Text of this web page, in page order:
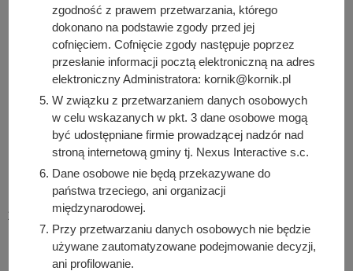
ograniczenia przetwarzania.
Państwa dane osobowe nie będą przekazywane do
państwa trzeciego/organizacji międzynarodowej.
Przy przetwarzaniu danych osobowych nie będzie
używane zautomatyzowane podejmowanie decyzji, ani
profilowanie.
Posiadacie Państwo prawo wniesienia skargi do
Prezesa Urzędu Ochrony Danych Osobowych, ul.
Stawki 2, 00-193 Warszawa, w przypadku gdy Państwa
dane osobowe przetwarzane są niezgodnie z
przepisami RODO.
Podanie danych osobowych może być obligatoryjne,
ale niezbędne w celu rozpatrzenia wniosku i udzielenia
odpowiedzi na wniosek.
zgodność z prawem przetwarzania, którego
dokonano na podstawie zgody przed jej
cofnięciem. Cofnięcie zgody następuje poprzez
przesłanie informacji pocztą elektroniczną na adres
elektroniczny Administratora: kornik@kornik.pl
W związku z przetwarzaniem danych osobowych
w celu wskazanych w pkt. 3 dane osobowe mogą
być udostępniane firmie prowadzącej nadzór nad
stroną internetową gminy tj. Nexus Interactive s.c.
Dane osobowe nie będą przekazywane do
państwa trzeciego, ani organizacji
międzynarodowej.
Przy przetwarzaniu danych osobowych nie będzie
używane zautomatyzowane podejmowanie decyzji,
ani profilowanie.